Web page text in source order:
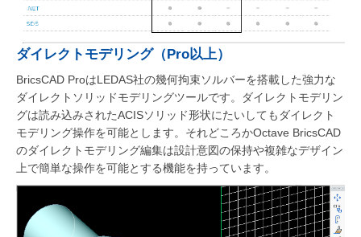
ダイレクトモデリング（Pro以上）
BricsCAD ProはLEDAS社の幾何拘束ソルバーを搭載した強力な
ダイレクトソリッドモデリングツールです。ダイレクトモデリン
グは読み込みされたACISソリッド形状にたいしてもダイレクト
モデリング操作を可能とします。それどころかOctave BricsCAD
のダイレクトモデリング編集は設計意図の保持や複雑なデザイン
上で簡単な操作を可能とする機能を持っています。